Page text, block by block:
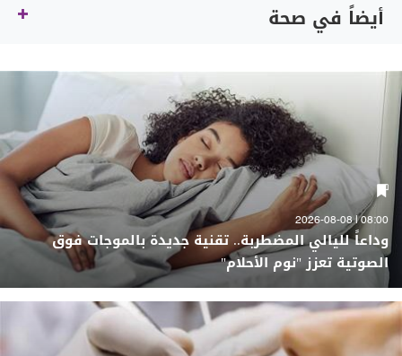
أيضاً في صحة
08:00 | 2026-08-08
وداعاً لليالي المضطربة.. تقنية جديدة بالموجات فوق
الصوتية تعزز "نوم الأحلام"